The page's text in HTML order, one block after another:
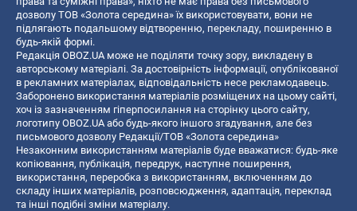
дозволу ТОВ «Золота середина» їх використовувати, вони не
підлягають подальшому відтворенню, перекладу, поширенню в
будь-якій формі.
Редакція OBOZ.UA може не поділяти точку зору, викладену в
авторському матеріалі. За достовірність інформації, опублікованої
в рекламних матеріалах, відповідальність несе рекламодавець.
Заборонено використання матеріалів розміщених на цьому сайті,
хоч із зазначенням гіперпосилання на сторінку цього сайту,
логотипу OBOZ.UA або будь-якого іншого згадування, але без
письмового дозволу Редакції/ТОВ «Золота середина»
Незаконним використанням матеріалів буде вважатися: будь-яке
копiювання, публiкацiя, передрук, наступне поширення,
використання, переробка з використанням, включенням до
складу інших матеріалів, розповсюдження, адаптація, переклад
та інші подібні зміни матеріалу.